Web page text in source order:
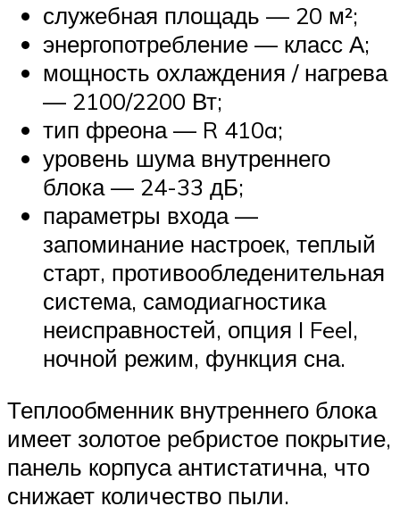
служебная площадь — 20 м²;
энергопотребление — класс А;
мощность охлаждения / нагрева
— 2100/2200 Вт;
тип фреона — R 410a;
уровень шума внутреннего
блока — 24-33 дБ;
параметры входа —
запоминание настроек, теплый
старт, противообледенительная
система, самодиагностика
неисправностей, опция I Feel,
ночной режим, функция сна.
Теплообменник внутреннего блока
имеет золотое ребристое покрытие,
панель корпуса антистатична, что
снижает количество пыли.